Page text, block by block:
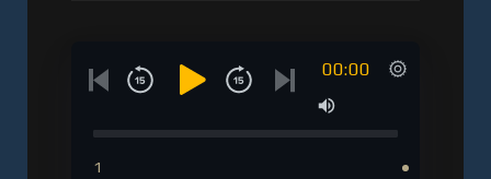
00:00
1